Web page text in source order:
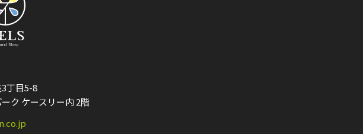
丁目5-8
ク ケースリー内 2階